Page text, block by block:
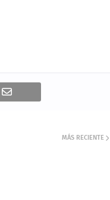
MÁS RECIENTE